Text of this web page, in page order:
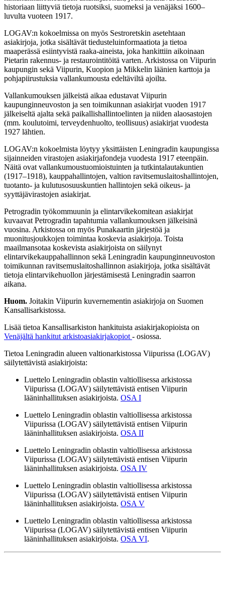
historiaan liittyviä tietoja ruotsiksi, suomeksi ja venäjäksi 1600–
luvulta vuoteen 1917.
LOGAV:n kokoelmissa on myös Sestroretskin asetehtaan
asiakirjoja, jotka sisältävät tiedusteluinformaatiota ja tietoa
maaperässä esiintyvistä raaka-aineista, joka hankittiin aikoinaan
Pietarin rakennus- ja restaurointitöitä varten. Arkistossa on Viipurin
kaupungin sekä Viipurin, Kuopion ja Mikkelin läänien karttoja ja
pohjapiirustuksia vallankumousta edeltäviltä ajoilta.
Vallankumouksen jälkeistä aikaa edustavat Viipurin
kaupunginneuvoston ja sen toimikunnan asiakirjat vuoden 1917
jälkeiseltä ajalta sekä paikallishallintoelinten ja niiden alaosastojen
(mm. koulutoimi, terveydenhuolto, teollisuus) asiakirjat vuodesta
1927 lähtien.
LOGAV:n kokoelmista löytyy yksittäisten Leningradin kaupungissa
sijainneiden virastojen asiakirjafondeja vuodesta 1917 eteenpäin.
Näitä ovat vallankumoustuomioistuinten ja tutkintalautakuntien
(1917–1918), kauppahallintojen, valtion ravitsemuslaitoshallintojen,
tuotanto- ja kulutusosuuskuntien hallintojen sekä oikeus- ja
syyttäjävirastojen asiakirjat.
Petrogradin työkommuunin ja elintarvikekomitean asiakirjat
kuvaavat Petrogradin tapahtumia vallankumouksen jälkeisinä
vuosina. Arkistossa on myös Punakaartin järjestöä ja
muonitusjoukkojen toimintaa koskevia asiakirjoja. Toista
maailmansotaa koskevista asiakirjoista on säilynyt
elintarvikekauppahallinnon sekä Leningradin kaupunginneuvoston
toimikunnan ravitsemuslaitoshallinnon asiakirjoja, jotka sisältävät
tietoja elintarvikehuollon järjestämisestä Leningradin saarron
aikana.
Huom. Joitakin Viipurin kuvernementin asiakirjoja on Suomen
Kansallisarkistossa.
Lisää tietoa Kansallisarkiston hankituista asiakirjakopioista on
Venäjältä hankitut arkistoasiakirjakopiot - osiossa.
Tietoa Leningradin alueen valtionarkistossa Viipurissa (LOGAV)
säilytettävistä asiakirjoista:
Luettelo Leningradin oblastin valtiollisessa arkistossa
Viipurissa (LOGAV) säilytettävistä entisen Viipurin
lääninhallituksen asiakirjoista. OSA I
Luettelo Leningradin oblastin valtiollisessa arkistossa
Viipurissa (LOGAV) säilytettävistä entisen Viipurin
lääninhallituksen asiakirjoista. OSA II
Luettelo Leningradin oblastin valtiollisessa arkistossa
Viipurissa (LOGAV) säilytettävistä entisen Viipurin
lääninhallituksen asiakirjoista. OSA IV
Luettelo Leningradin oblastin valtiollisessa arkistossa
Viipurissa (LOGAV) säilytettävistä entisen Viipurin
lääninhallituksen asiakirjoista. OSA V
Luettelo Leningradin oblastin valtiollisessa arkistossa
Viipurissa (LOGAV) säilytettävistä entisen Viipurin
lääninhallituksen asiakirjoista. OSA VI.